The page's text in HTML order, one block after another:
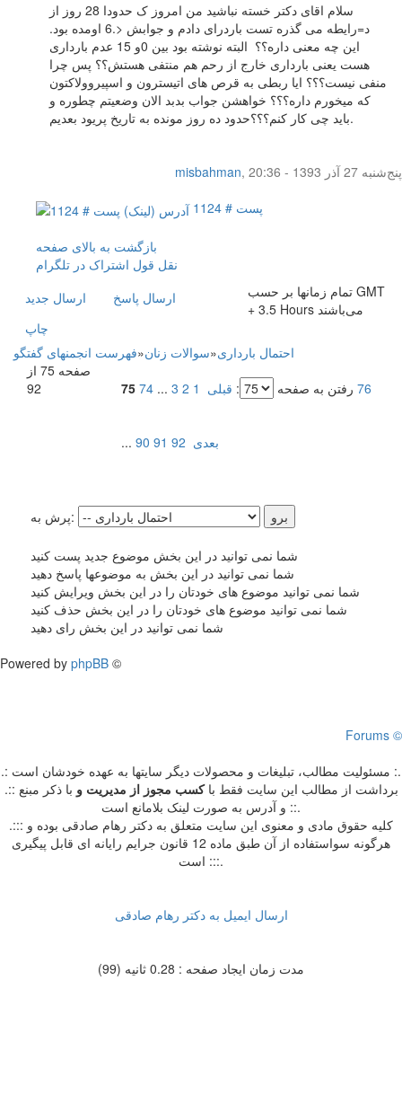
سلام اقای دکتر خسته نباشید من امروز ک حدودا 28 روز از
د=رایطه می گذره تست باردرای دادم و جوابش <.6 اومده بود.
این چه معنی داره؟؟ البته نوشته بود بین 0و 15 عدم بارداری
هست یعنی بارداری خارج از رحم هم منتفی هستش؟؟ پس چرا
منفی نیست؟؟؟ ایا ربطی به قرص های اتیسترون و اسپیروولاکتون
که میخورم داره؟؟؟ خواهشن جواب بدبد الان وضعیتم چطوره و
باید چی کار کنم؟؟؟حدود ده روز مونده به تاریخ پریود بعدیم.
misbahman,
پنج‌شنبه 27 آذر 1393 - 20:36
پست # 1124
بازگشت به بالای صفحه
نقل قول اشتراک در تلگرام
ارسال جديد
ارسال پاسخ
چاپ
تمام زمانها بر حسب GMT
+ 3.5 Hours می‌باشند
فهرست انجمنهای گفتگو»سوالات زنان»احتمال بارداری
صفحه 75 از
92
رفتن به صفحه : قبلی 1
2
3
...
74
75 76
... 90 91 92 بعدی
پرش به:
شما نمی توانید در این بخش موضوع جدید پست کنید
شما نمی توانید در این بخش به موضوعها پاسخ دهید
شما نمی توانید موضوع های خودتان را در این بخش ویرایش کنید
شما نمی توانید موضوع های خودتان را در این بخش حذف کنید
شما نمی توانید در این بخش رای دهید
Powered by phpBB ©
Forums ©
.: مسئوليت مطالب، تبليغات و محصولات ديگر سايتها به عهده خودشان است :.
.:: برداشت از مطالب اين سايت فقط باکسب مجوز از مدیریت و با ذکر مبنع
و آدرس به صورت لینک بلامانع است ::.
.::: کلیه حقوق مادی و معنوی این سایت متعلق به دکتر رهام صادقی بوده و
هرگونه سواستفاده از آن طبق ماده 12 قانون جرایم رایانه ای قابل پیگیری
است :::.
ارسال ایمیل به دکتر رهام صادقی
مدت زمان ایجاد صفحه : 0.28 ثانیه (99)